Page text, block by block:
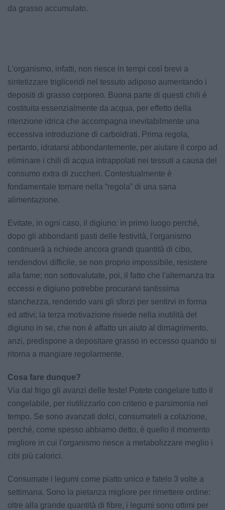
da grasso accumulato.
L’organismo, infatti, non riesce in tempi così brevi a
sintetizzare trigliceridi nel tessuto adiposo aumentando i
depositi di grasso corporeo. Buona parte di questi chili è
costituita essenzialmente da acqua, per effetto della
ritenzione idrica che accompagna inevitabilmente una
eccessiva introduzione di carboidrati. Prima regola,
pertanto, idratarsi abbondantemente, per aiutare il corpo ad
eliminare i chili di acqua intrappolati nei tessuti a causa del
consumo extra di zuccheri. Contestualmente è
fondamentale tornare nella “regola” di una sana
alimentazione.
Evitate, in ogni caso, il digiuno: in primo luogo perché,
dopo gli abbondanti pasti delle festività, l'organismo
continuerà a richiede ancora grandi quantità di cibo,
rendendovi difficile, se non proprio impossibile, resistere
alla fame; non sottovalutate, poi, il fatto che l'alternanza tra
eccessi e digiuno potrebbe procurarvi tantissima
stanchezza, rendendo vani gli sforzi per sentirvi in forma
ed attivi; la terza motivazione risiede nella inutilità del
digiuno in se, che non é affatto un aiuto al dimagrimento,
anzi, predispone a depositare grasso in eccesso quando si
ritorna a mangiare regolarmente.
Cosa fare dunque?
Via dal frigo gli avanzi delle feste! Potete congelare tutto il
congelabile, per riutilizzarlo con criterio e parsimonia nel
tempo. Se sono avanzati dolci, consumateli a colazione,
perché, come spesso abbiamo detto, è quello il momento
migliore in cui l'organismo riesce a metabolizzare meglio i
cibi più calorici.
Consumate i legumi come piatto unico e fatelo 3 volte a
settimana. Sono la pietanza migliore per rimettere ordine:
oltre alla grande quantità di fibre, i legumi sono ottimi per